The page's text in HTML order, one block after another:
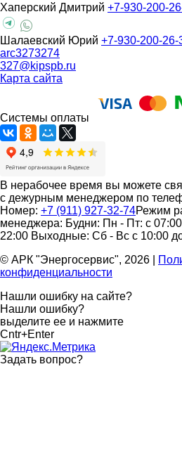
Хаперский Дмитрий +7-930-200-
Шалаевский Юрий +7-930-200-26-
arc3273274
327@kipspb.ru
Карта сайта
Системы оплаты
В нерабочее время вы можете
с дежурным менеджером по
Номер: +7 (911) 927-32-74Режим
менеджера: Будни: Пн - Пт: с
22:00 Выходные: Сб - Вс с 10:00
© АРК "Энергосервис", 2026
конфиденциальности
Нашли ошибку на сайте?
Нашли ошибку?
выделите ее и нажмите
Cntr+Enter
Задать вопрос?